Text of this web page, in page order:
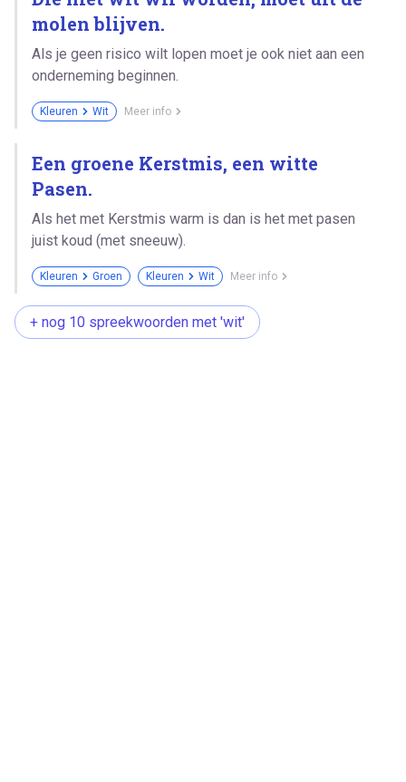
molen blijven.
Als je geen risico wilt lopen moet je ook niet aan een
onderneming beginnen.
Kleuren Wit Meer info
Een groene Kerstmis, een witte
Pasen.
Als het met Kerstmis warm is dan is het met pasen
juist koud (met sneeuw).
Kleuren Groen Kleuren Wit Meer info
+ nog 10 spreekwoorden met 'wit'